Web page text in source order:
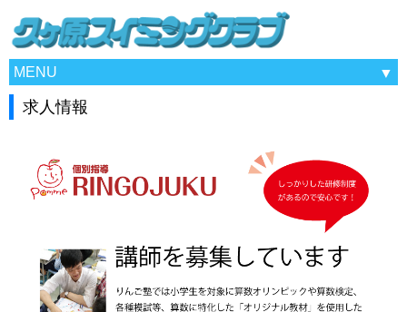
MENU
求人情報